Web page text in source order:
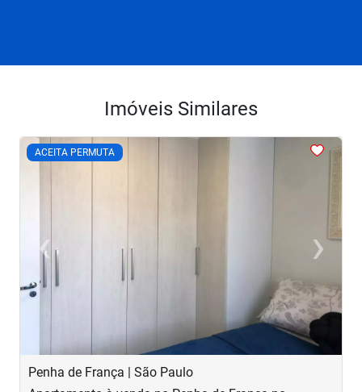
Imóveis Similares
ACEITA PERMUTA
<<<<
‹
Previous ›Next
Penha de França | São Paulo